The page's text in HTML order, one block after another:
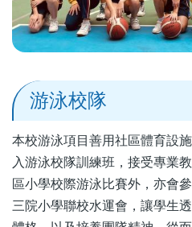
游泳校隊
本校游泳項目善用社區體育設
入游泳校隊訓練班，接受專業
區小學校際游泳比賽外，亦會
三院小學聯校水運會，讓學生